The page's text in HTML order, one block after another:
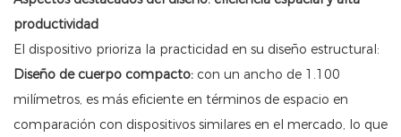
productividad
El dispositivo prioriza la practicidad en su diseño estructural:
Diseño de cuerpo compacto: con un ancho de 1.100
milímetros, es más eficiente en términos de espacio en
comparación con dispositivos similares en el mercado, lo que